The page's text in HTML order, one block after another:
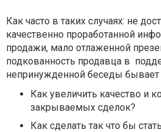
Как часто в таких случаях: не
качественно проработанной
продажи, мало отлаженной
подкованность продавца в
непринужденной беседы бывает
Как увеличить качество и
закрываемых сделок?
Как сделать так что бы